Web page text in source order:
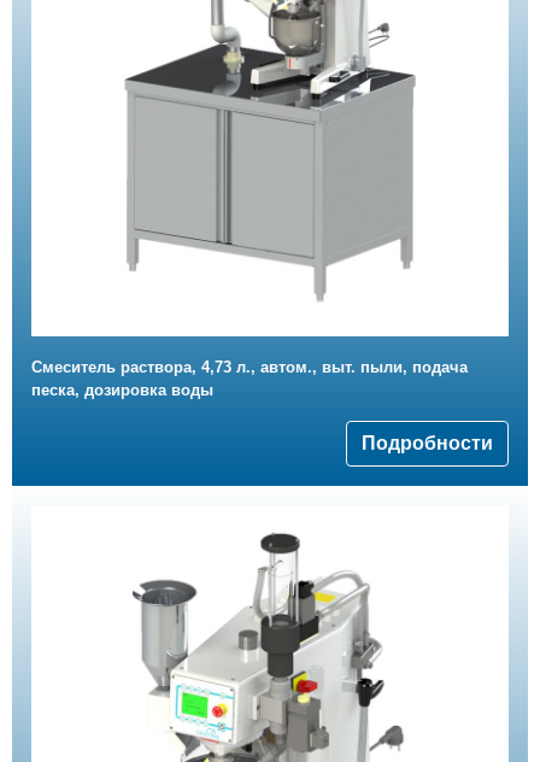
Смеситель раствора, 4,73 л., автом., выт. пыли, подача
песка, дозировка воды
Подробности